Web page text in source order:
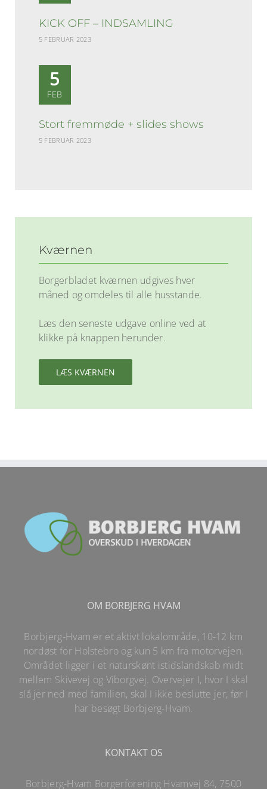
KICK OFF – INDSAMLING
5 FEBRUAR 2023
5
FEB
Stort fremmøde + slides shows
5 FEBRUAR 2023
Kværnen
Borgerbladet kværnen udgives hver
måned og omdeles til alle husstande.
Læs den seneste udgave online ved at
klikke på knappen herunder.
LÆS KVÆRNEN
OM BORBJERG HVAM
Borbjerg-Hvam er et aktivt lokalområde, 10-12 km
nordøst for Holstebro og kun 5 km fra motorvejen.
Området ligger i et naturskønt istidslandskab midt
mellem Skivevej og Viborgvej. Overvejer I, hvor I skal
slå jer ned med familien, skal I ikke beslutte jer, før I
har besøgt Borbjerg-Hvam.
KONTAKT OS
Borbjerg-Hvam Borgerforening Hvamvej 84, 7500